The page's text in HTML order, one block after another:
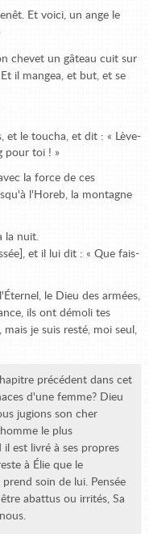
Et voici, un ange le
chevet un gâteau cuit sur
il mangea, et but, et se
et le toucha, et dit : « Lève-
pour toi ! »
la force de ces
l'Horeb, la montagne
la nuit.
et il lui dit : « Que fais-
le Dieu des armées,
ils ont démoli tes
je suis resté, moi seul,
précédent dans cet
d'une femme? Dieu
jugions son cher
le plus
est livré à ses propres
à Élie que le
soin de lui. Pensée
abattus ou irrités, Sa